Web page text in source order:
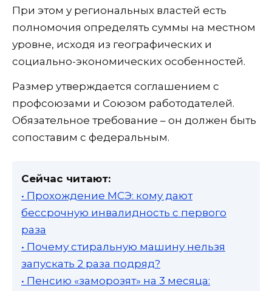
При этом у региональных властей есть
полномочия определять суммы на местном
уровне, исходя из географических и
социально-экономических особенностей.
Размер утверждается соглашением с
профсоюзами и Союзом работодателей.
Обязательное требование – он должен быть
сопоставим с федеральным.
Сейчас читают:
• Прохождение МСЭ: кому дают
бессрочную инвалидность с первого
раза
• Почему стиральную машину нельзя
запускать 2 раза подряд?
• Пенсию «заморозят» на 3 месяца: